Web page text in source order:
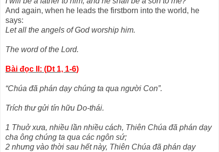
And again, when he leads the firstborn into the world, he
says:
Let all the angels of God worship him.
The word of the Lord.
Bài đọc II: (Dt 1, 1-6)
“Chúa đã phán dạy chúng ta qua người Con”.
Trích thư gửi tín hữu Do-thái.
1 Thuở xưa, nhiều lần nhiều cách, Thiên Chúa đã phán dạy
cha ông chúng ta qua các ngôn sứ;
2 nhưng vào thời sau hết này, Thiên Chúa đã phán dạy